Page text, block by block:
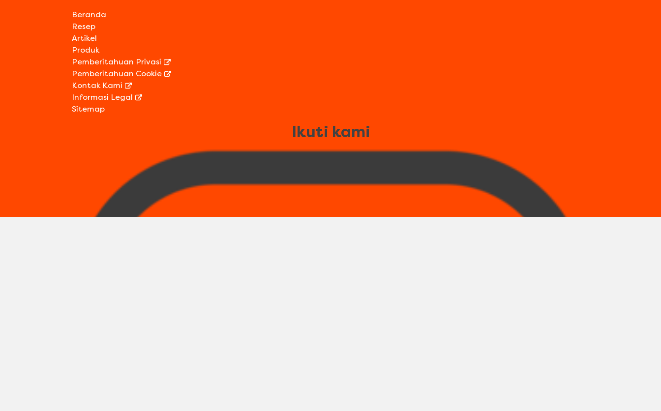
Beranda
Resep
Artikel
Produk
Pemberitahuan Privasi
Pemberitahuan Cookie
Preferensi Cookie
Kontak Kami
Informasi Legal
Ikuti kami